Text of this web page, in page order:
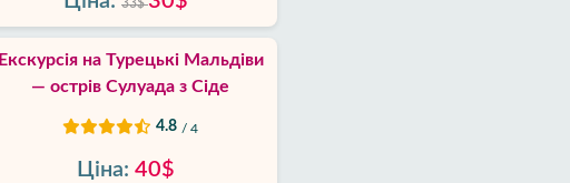
33$
Екскурсія на Турецькі Мальдіви
— острів Сулуада з Сіде
4.8 / 4
Ціна: 40$